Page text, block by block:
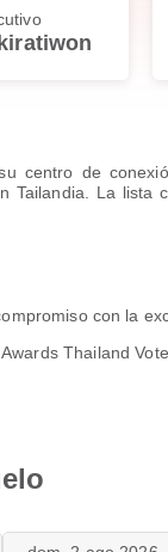
centro de
La
con la
Thailand